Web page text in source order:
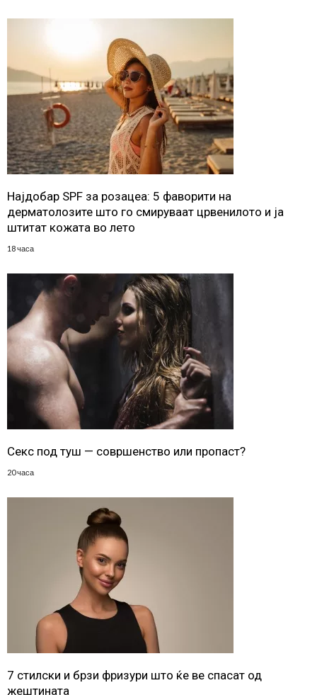
Најдобар SPF за розацеа: 5 фаворити на
дерматолозите што го смируваат црвенилото и ја
штитат кожата во лето
18 часа
Секс под туш — совршенство или пропаст?
20 часа
7 стилски и брзи фризури што ќе ве спасат од
жештината